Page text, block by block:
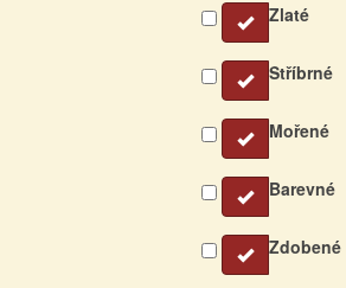
Zlaté
Stříbrné
Mořené
Barevné
Zdobené